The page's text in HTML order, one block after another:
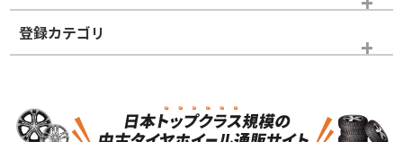
ホイールランク
登録カテゴリ
ホイールのみ